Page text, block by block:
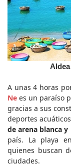
A unas 4 horas
Ne es un paraíso
gracias a sus
deportes
de arena blanca y
país. La playa
quienes buscan
ciudades.